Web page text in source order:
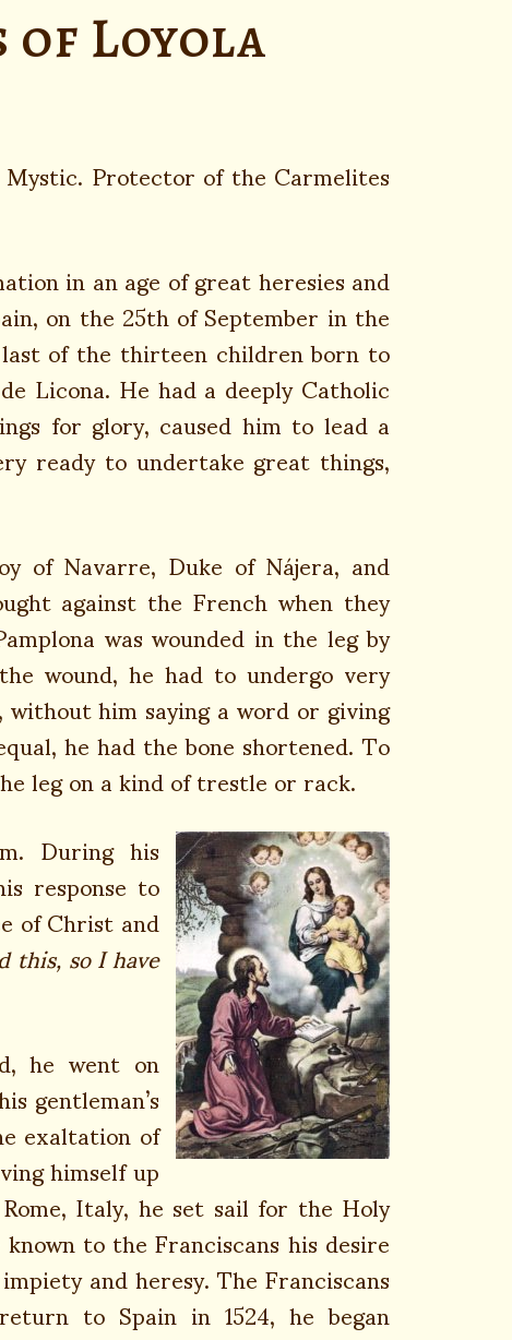
of Loyola
Protector of the Carmelites
in an age of great heresies and
on the 25th of September in the
of the thirteen children born to
Licona. He had a deeply Catholic
for glory, caused him to lead a
ready to undertake great things,
of Navarre, Duke of Nájera, and
against the French when they
was wounded in the leg by
wound, he had to undergo very
him saying a word or giving
he had the bone shortened. To
leg on a kind of trestle or rack.
During his
response to
of Christ and
so I have
he went on
gentleman’s
exaltation of
himself up
Italy, he set sail for the Holy
to the Franciscans his desire
and heresy. The Franciscans
to Spain in 1524, he began